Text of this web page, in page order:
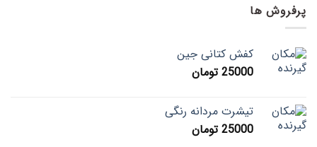
پرفروش ها
کفش کتانی جین
25000 تومان
تیشرت مردانه رنگی
25000 تومان